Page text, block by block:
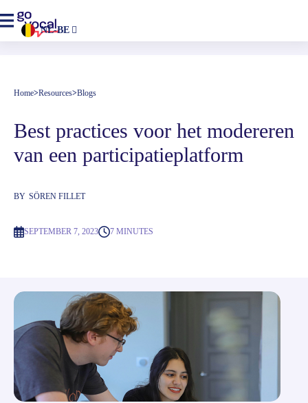
NL-BE
Home>Resources>Blogs
Best practices voor het modereren
van een participatieplatform
BY SÖREN FILLET
SEPTEMBER 7, 2023 7 MINUTES